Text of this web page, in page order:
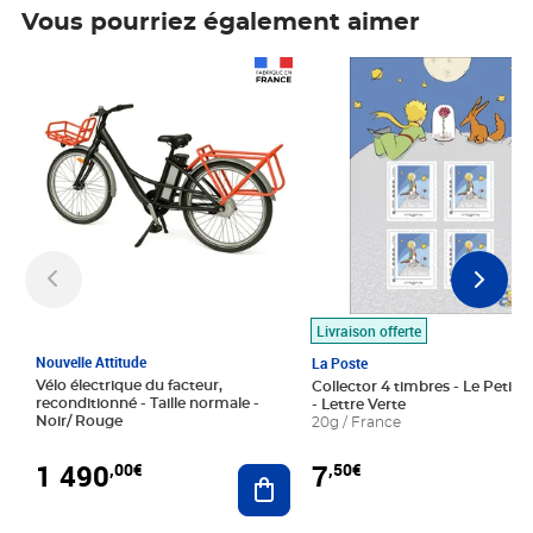
Vous pourriez également aimer
Nouvelle Attitude
Vélo électrique du facteur,
reconditionné - Taille normale -
Noir/ Rouge
1 490,00€ Ajouter au panier
Livraison offerte
La Poste
Collector 4 timbres - Le Petit
- Lettre Verte
20g / France
7,50€
Prix 7,50€